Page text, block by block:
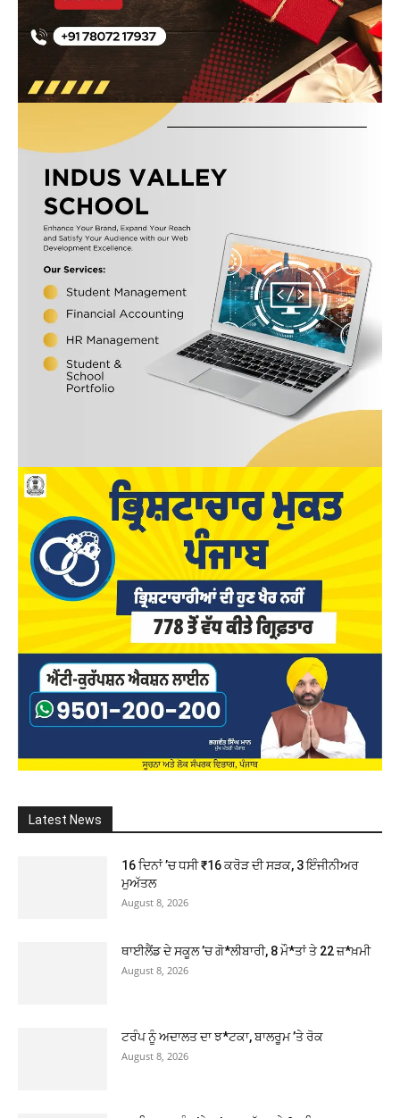
Latest News
16 ਦਿਨਾਂ ’ਚ ਧਸੀ ₹16 ਕਰੋੜ ਦੀ ਸੜਕ, 3 ਇੰਜੀਨੀਅਰ
ਮੁਅੱਤਲ
August 8, 2026
ਥਾਈਲੈਂਡ ਦੇ ਸਕੂਲ ’ਚ ਗੋ*ਲੀਬਾਰੀ, 8 ਮੌ*ਤਾਂ ਤੇ 22 ਜ਼*ਖ਼ਮੀ
August 8, 2026
ਟਰੰਪ ਨੂੰ ਅਦਾਲਤ ਦਾ ਝ*ਟਕਾ, ਬਾਲਰੂਮ ’ਤੇ ਰੋਕ
August 8, 2026